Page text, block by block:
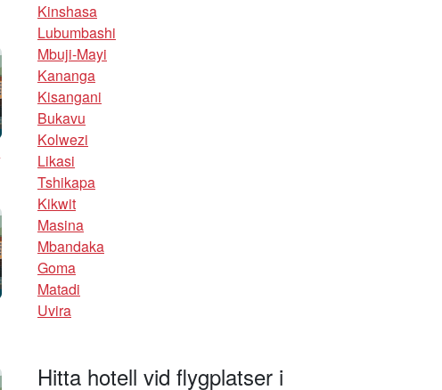
Kinshasa
Lubumbashi
Mbuji-Mayi
Kananga
Kisangani
Bukavu
Kolwezi
Likasi
Tshikapa
Kikwit
Masina
Mbandaka
Goma
Matadi
Uvira
Hitta hotell vid flygplatser i